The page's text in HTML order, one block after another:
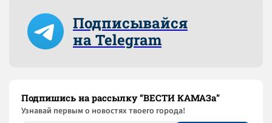
Подписывайся
на Telegram
Подпишись на рассылку “ВЕСТИ КАМАЗа”
Узнaвай первым о новостях твоего города!